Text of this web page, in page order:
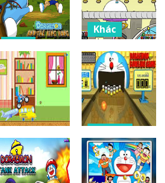
doremon và
con chim kong
Khác
Doraemon và
chú chó xấu số
357K
Khác
Doraemon
Siêu Quậy
Giải trí
doraemon
bowling